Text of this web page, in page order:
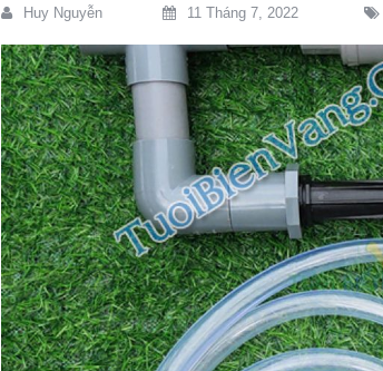
Huy Nguyễn 11 Tháng 7, 2022